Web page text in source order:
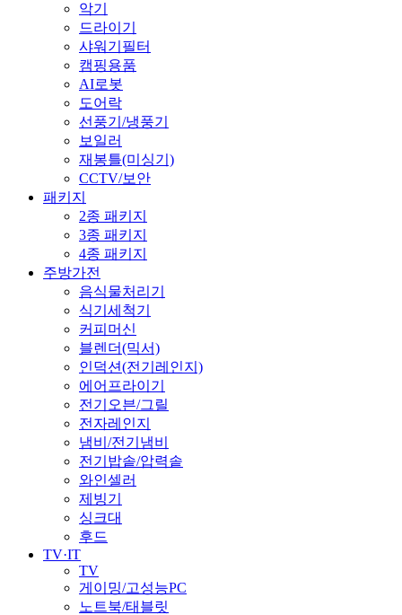
악기
드라이기
샤워기필터
캠핑용품
AI로봇
도어락
선풍기/냉풍기
보일러
재봉틀(미싱기)
CCTV/보안
패키지
2종 패키지
3종 패키지
4종 패키지
주방가전
음식물처리기
식기세척기
커피머신
블렌더(믹서)
인덕션(전기레인지)
에어프라이기
전기오븐/그릴
전자레인지
냄비/전기냄비
전기밥솥/압력솥
와인셀러
제빙기
싱크대
후드
TV·IT
TV
게이밍/고성능PC
노트북/태블릿